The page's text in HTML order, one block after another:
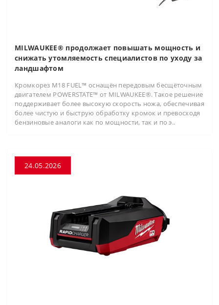
MILWAUKEE® продолжает повышать мощность и
снижать утомляемость специалистов по уходу за
ландшафтом
Кромкорез M18 FUEL™ оснащён передовым бесщёточным
двигателем POWERSTATE™ от MILWAUKEE®. Такое решение
поддерживает более высокую скорость ножа, обеспечивая
более чистую и быструю обработку кромок и превосходя
бензиновые аналоги как по мощности, так и по э..
24.05.2026